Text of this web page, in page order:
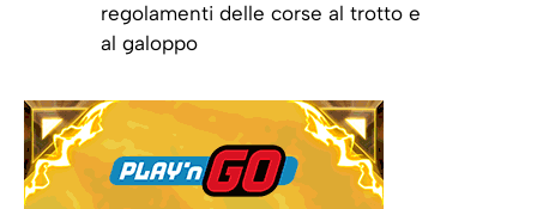
regolamenti delle corse al trotto e
al galoppo